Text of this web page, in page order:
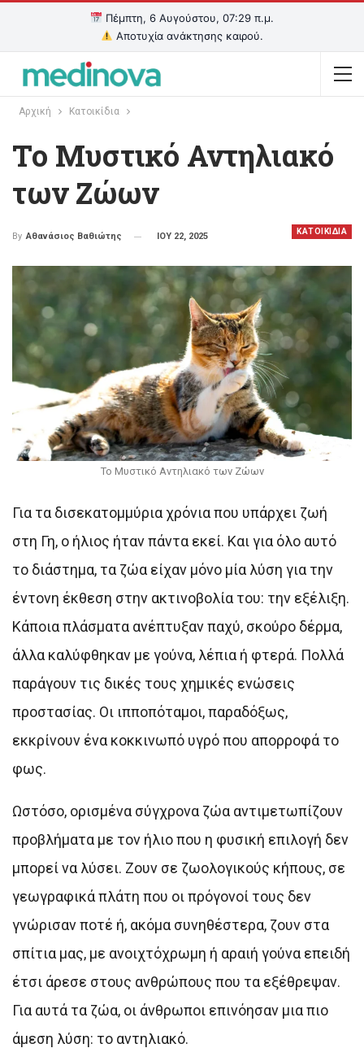
Πέμπτη, 6 Αυγούστου, 07:29 π.μ.
Αποτυχία ανάκτησης καιρού.
Αρχική Κατοικίδια
Το Μυστικό Αντηλιακό
των Ζώων
ΚΑΤΟΙΚΙΔΙΑ
By Αθανάσιος Βαθιώτης ΙΟΥ 22, 2025
Το Μυστικό Αντηλιακό των Ζώων
Για τα δισεκατομμύρια χρόνια που υπάρχει ζωή
στη Γη, ο ήλιος ήταν πάντα εκεί. Και για όλο αυτό
το διάστημα, τα ζώα είχαν μόνο μία λύση για την
έντονη έκθεση στην ακτινοβολία του: την εξέλιξη.
Κάποια πλάσματα ανέπτυξαν παχύ, σκούρο δέρμα,
άλλα καλύφθηκαν με γούνα, λέπια ή φτερά. Πολλά
παράγουν τις δικές τους χημικές ενώσεις
προστασίας. Οι ιπποπόταμοι, παραδόξως,
εκκρίνουν ένα κοκκινωπό υγρό που απορροφά το
φως.
Ωστόσο, ορισμένα σύγχρονα ζώα αντιμετωπίζουν
προβλήματα με τον ήλιο που η φυσική επιλογή δεν
μπορεί να λύσει. Ζουν σε ζωολογικούς κήπους, σε
γεωγραφικά πλάτη που οι πρόγονοί τους δεν
γνώρισαν ποτέ ή, ακόμα συνηθέστερα, ζουν στα
σπίτια μας, με ανοιχτόχρωμη ή αραιή γούνα επειδή
έτσι άρεσε στους ανθρώπους που τα εξέθρεψαν.
Για αυτά τα ζώα, οι άνθρωποι επινόησαν μια πιο
άμεση λύση: το αντηλιακό.